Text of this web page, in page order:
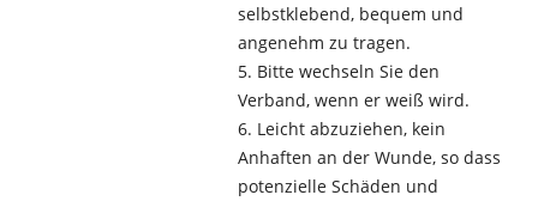
selbstklebend, bequem und
angenehm zu tragen.
5. Bitte wechseln Sie den
Verband, wenn er weiß wird.
6. Leicht abzuziehen, kein
Anhaften an der Wunde, so dass
potenzielle Schäden und